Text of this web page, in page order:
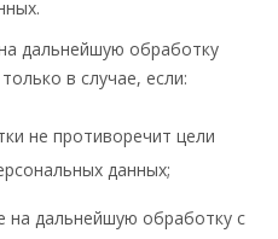
дальнейшую обработку
в случае, если:
не противоречит цели
данных;
на дальнейшую обработку с